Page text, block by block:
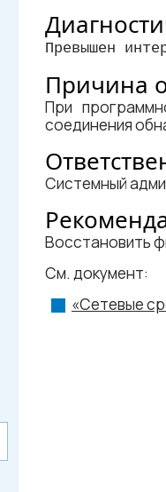
Превышен
Причина
При
соединения
Системный
Восстановить
См. документ:
«Сетевые